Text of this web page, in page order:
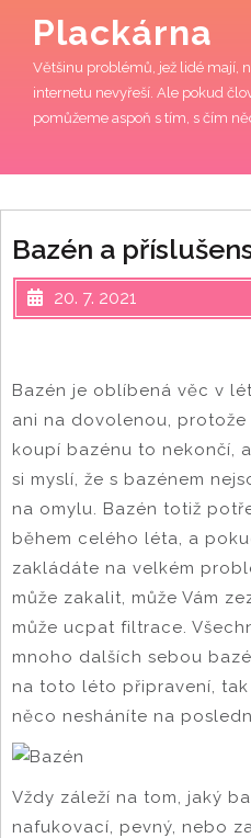
content
Plackárna
Většinu problémů, jež lidé mají,
internetu nevyřeší. Ale pokud
pomůžeme aspoň s tím, s čím
Bazén a
20. 7. 2021
Bazén je oblíbená věc v
ani na dovolenou, protože
koupí bazénu to nekončí,
si myslí, že s bazénem
na omylu. Bazén totiž
během celého léta, a
zakládáte na velkém
může zakalit, může Vám
může ucpat filtrace.
mnoho dalších sebou
na toto léto připravení,
něco nesháníte na
Vždy záleží na tom, jaký
nafukovací, pevný, nebo